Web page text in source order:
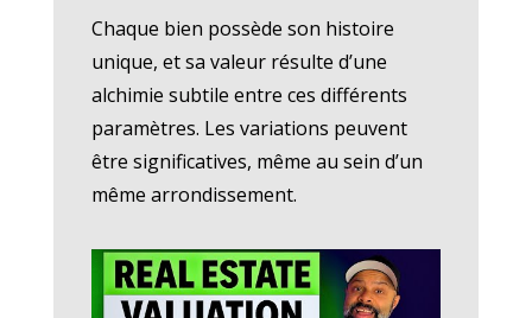
Chaque bien possède son histoire
unique, et sa valeur résulte d’une
alchimie subtile entre ces différents
paramètres. Les variations peuvent
être significatives, même au sein d’un
même arrondissement.